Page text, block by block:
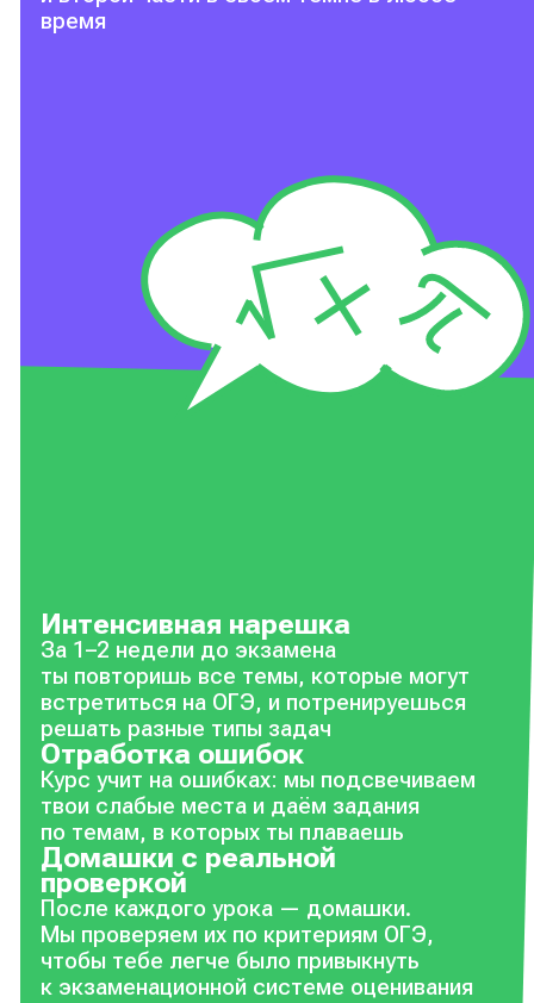
время
Интенсивная нарешка
За 1–2 недели до экзамена
ты повторишь все темы, которые могут
встретиться на ОГЭ, и потренируешься
решать разные типы задач
Отработка ошибок
Курс учит на ошибках: мы подсвечиваем
твои слабые места и даём задания
по темам, в которых ты плаваешь
Домашки с реальной
проверкой
После каждого урока — домашки.
Мы проверяем их по критериям ОГЭ,
чтобы тебе легче было привыкнуть
к экзаменационной системе оценивания